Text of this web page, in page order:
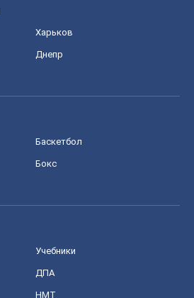
Харьков
Днепр
Баскетбол
Бокс
Учебники
ДПА
НМТ